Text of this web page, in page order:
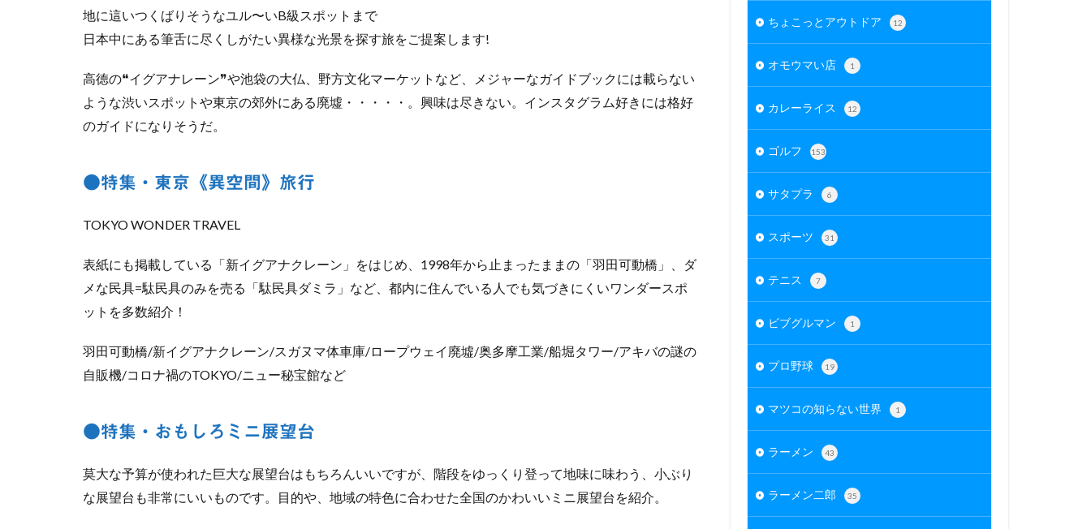
地に這いつくばりそうなユル〜いB級スポットまで
日本中にある筆舌に尽くしがたい異様な光景を探す旅をご提案します!
高徳の❝イグアナレーン❞や池袋の大仏、野方文化マーケットなど、メジャーなガイドブックには載らない
ような渋いスポットや東京の郊外にある廃墟・・・・・。興味は尽きない。インスタグラム好きには格好
のガイドになりそうだ。
●特集・東京《異空間》旅行
TOKYO WONDER TRAVEL
表紙にも掲載している「新イグアナクレーン」をはじめ、1998年から止まったままの「羽田可動橋」、ダ
メな民具=駄民具のみを売る「駄民具ダミラ」など、都内に住んでいる人でも気づきにくいワンダースポ
ットを多数紹介！
羽田可動橋/新イグアナクレーン/スガヌマ体車庫/ロープウェイ廃墟/奥多摩工業/船堀タワー/アキバの謎の
自販機/コロナ禍のTOKYO/ニュー秘宝館など
●特集・おもしろミニ展望台
莫大な予算が使われた巨大な展望台はもちろんいいですが、階段をゆっくり登って地味に味わう、小ぶり
な展望台も非常にいいものです。目的や、地域の特色に合わせた全国のかわいいミニ展望台を紹介。
ちょこっとアウトドア 12
オモウマい店 1
カレーライス 12
ゴルフ 153
サタプラ 6
スポーツ 31
テニス 7
ビブグルマン 1
プロ野球 19
マツコの知らない世界 1
ラーメン 43
ラーメン二郎 35